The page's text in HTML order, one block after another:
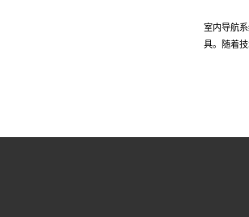
室内导航
具。随着